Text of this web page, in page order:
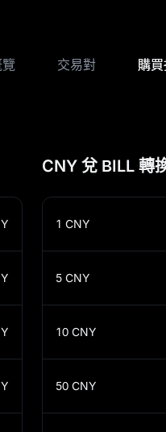
交易對 購
CNY 兌 BILL 轉
1 CNY
5 CNY
10 CNY
50 CNY